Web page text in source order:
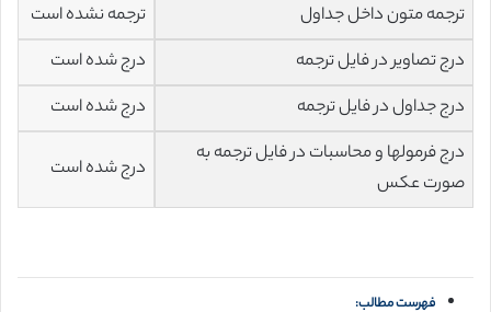
ترجمه متون داخل جداول
ترجمه نشده است
درج تصاویر در فایل ترجمه
درج شده است
درج جداول در فایل ترجمه
درج شده است
درج فرمولها و محاسبات در فایل ترجمه به
صورت عکس
درج شده است
فهرست مطالب: